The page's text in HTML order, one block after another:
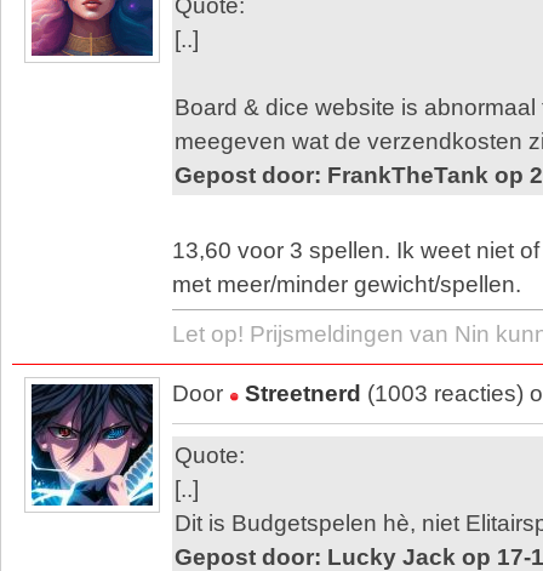
Quote:
[..]
Board & dice website is
meegeven wat de verzendkosten
Gepost door: FrankTheTank op
13,60 voor 3 spellen. Ik weet niet
met meer/minder gewicht/spellen.
Let op! Prijsmeldingen van Nin
Door Streetnerd (1003 reacties)
Quote:
[..]
Dit is Budgetspelen hè, niet
Gepost door: Lucky Jack op 17-